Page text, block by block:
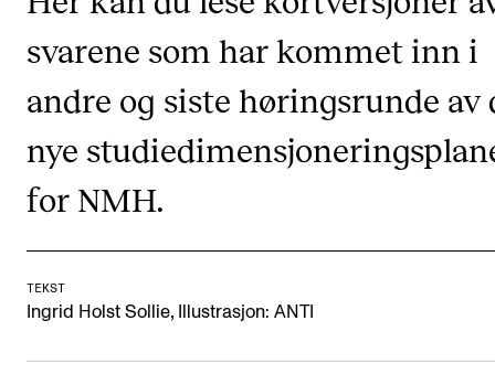
Studentenes psykososiale læringsmiljø
Søknad og opptak
FORSKNING OG UTVIKLINGSARBEID
For ph.d.-programmet i kunstnerisk utviklingsarbeid
svarene som har kommet inn i
andre og siste høringsrunde av
nye
for NMH.
TEKST
Ingrid Holst Sollie, Illustrasjon: ANTI